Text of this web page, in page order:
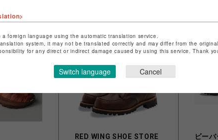
RED WING SHOE STORE ビーバ
foreign language using the automatic translation service.
system, it may not be translated correctly and may differ from the
for any direct or indirect damage caused by using this service. Thank
Switch language Cancel